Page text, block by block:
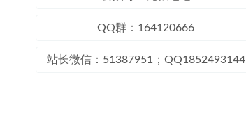
QQ群：164120666
站长微信：51387951；QQ1852493144